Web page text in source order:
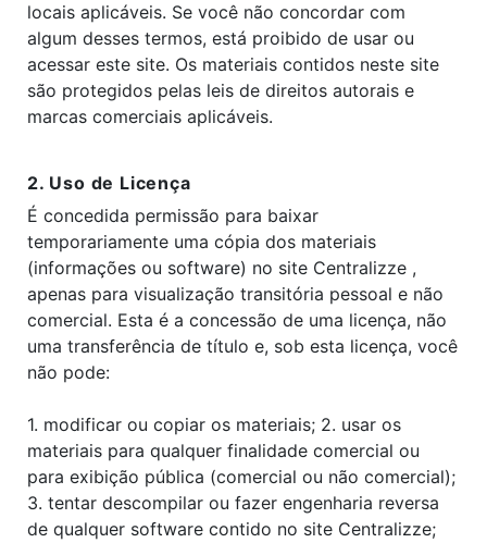
locais aplicáveis. Se você não concordar com
algum desses termos, está proibido de usar ou
acessar este site. Os materiais contidos neste site
são protegidos pelas leis de direitos autorais e
marcas comerciais aplicáveis.
2. Uso de Licença
É concedida permissão para baixar
temporariamente uma cópia dos materiais
(informações ou software) no site Centralizze ,
apenas para visualização transitória pessoal e não
comercial. Esta é a concessão de uma licença, não
uma transferência de título e, sob esta licença, você
não pode:
1. modificar ou copiar os materiais; 2. usar os
materiais para qualquer finalidade comercial ou
para exibição pública (comercial ou não comercial);
3. tentar descompilar ou fazer engenharia reversa
de qualquer software contido no site Centralizze;